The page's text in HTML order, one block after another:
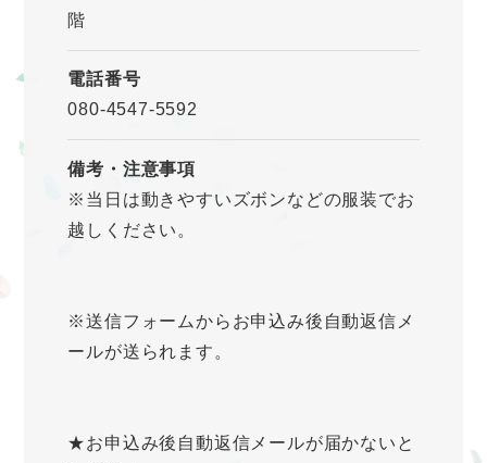
階
電話番号
080-4547-5592
備考・注意事項
※当日は動きやすいズボンなどの服装でお
越しください。
※送信フォームからお申込み後自動返信メ
ールが送られます。
★お申込み後自動返信メールが届かないと